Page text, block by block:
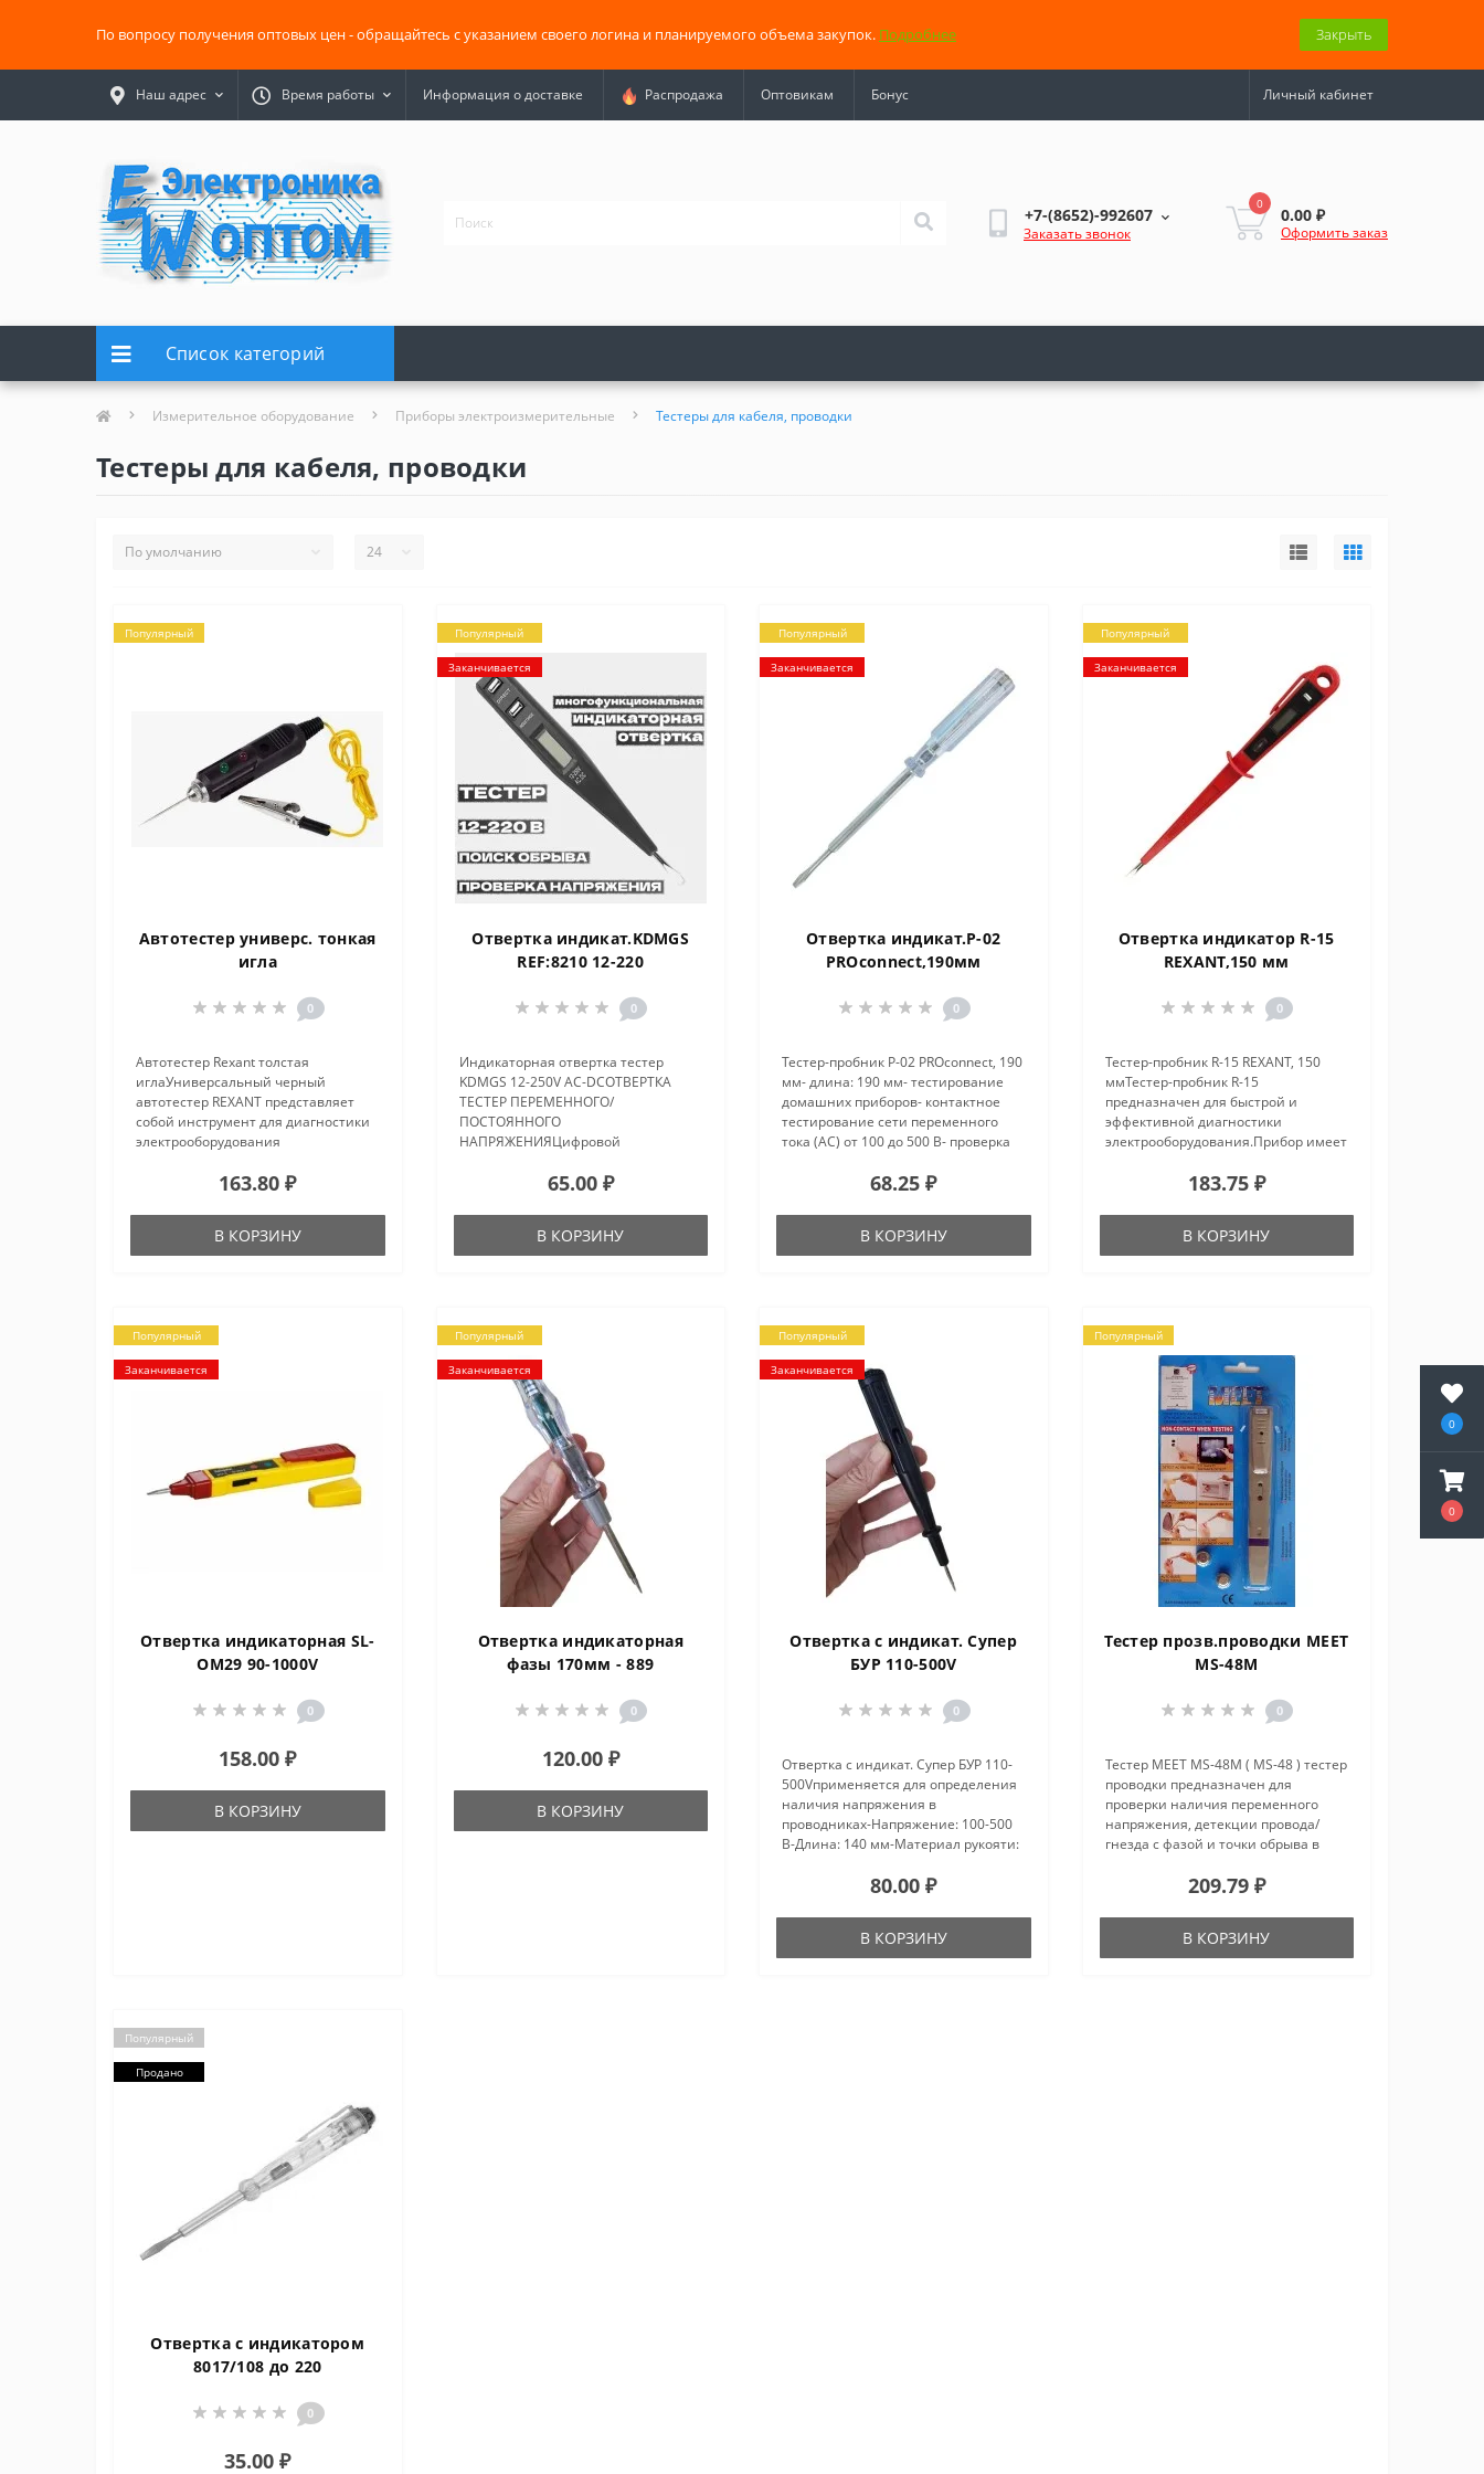
0
0
По вопросу получения оптовых цен - обращайтесь с указанием своего логина и планируемого объема закупок. Подробнее Закрыть
Наш адрес Время работы Информация о доставке Распродажа Оптовикам Бонус Личный кабинет
+7-(8652)-992607
Заказать звонок
0
0.00 ₽
Оформить заказ
Список категорий
Измерительное оборудование Приборы электроизмерительные Тестеры для кабеля, проводки
Тестеры для кабеля, проводки
Популярный
Автотестер универс. тонкая
игла
0
Автотестер Rexant толстая
иглаУниверсальный черный
автотестер REXANT представляет
собой инструмент для диагностики
электрооборудования
используется для определения
лампочек, выявления замы..
163.80 ₽
В КОРЗИНУ
Популярный
Заканчивается
Отвертка индикат.KDMGS
REF:8210 12-220
0
Индикаторная отвертка тестер
KDMGS 12-250V AC-DCОТВЕРТКА
ТЕСТЕР ПЕРЕМЕННОГО/
ПОСТОЯННОГО
НАПРЯЖЕНИЯЦифровой
напряжение до 500 ВОписание
использованияЭта отвертка для
обнаружения фазн..
65.00 ₽
В КОРЗИНУ
Популярный
Заканчивается
Отвертка индикат.P-02
PROconnect,190мм
0
Тестер-пробник P-02 PROconnect, 190
мм- длина: 190 мм- тестирование
домашних приборов- контактное
тестирование сети переменного
тока (AC) от 100 до 500 В- проверка
предохранителей и нагревательных
68.25 ₽
В КОРЗИНУ
Популярный
Заканчивается
Отвертка индикатор R-15
REXANT,150 мм
0
Тестер-пробник R-15 REXANT, 150
ммТестер-пробник R-15
предназначен для быстрой и
эффективной диагностики
электрооборудования.Прибор имеет
детектора изготовлен из
пластмассы.Основные
характеристики:- длина: ..
183.75 ₽
В КОРЗИНУ
Популярный
Заканчивается
Отвертка индикаторная SL-
OM29 90-1000V
0
158.00 ₽
В КОРЗИНУ
Популярный
Заканчивается
Отвертка индикаторная
фазы 170мм - 889
0
120.00 ₽
В КОРЗИНУ
Популярный
Заканчивается
Отвертка с индикат. Супер
БУР 110-500V
0
Отвертка с индикат. Супер БУР 110-
500Vприменяется для определения
наличия напряжения в
проводниках-Напряжение: 100-500
В-Длина: 140 мм-Материал рукояти:
80.00 ₽
В КОРЗИНУ
Популярный
Тестер прозв.проводки MEET
MS-48M
0
Тестер MEET MS-48M ( MS-48 ) тестер
проводки предназначен для
проверки наличия переменного
напряжения, детекции провода/
гнезда с фазой и точки обрыва в
напряжением, точек с высоким
Проверка MEET M..
209.79 ₽
В КОРЗИНУ
Популярный
Продано
Отвертка с индикатором
8017/108 до 220
0
35.00 ₽